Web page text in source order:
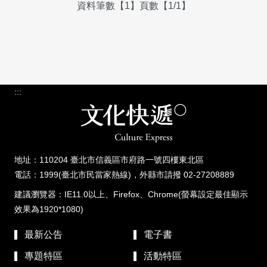
資料筆數【1】頁數【1/1】
:::
地址：110204 臺北市信義區市府路一號四樓東北區
電話：1999(臺北市民當家熱線)，外縣市請撥 02-27208889
建議瀏覽器：IE11.0以上、Firefox、Chrome(螢幕設定最佳顯示
效果為1920*1080)
最新公告 電子書
專題特區 活動特區